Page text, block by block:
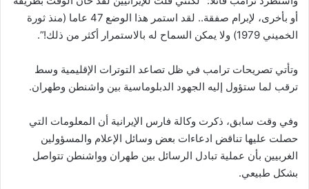
أو بأخرى، لإبرام صفقة.. لقد استمر هذا الوضع 47 عاما (منذ ثورة
الخميني 1979) ولا يمكن السماح له بالاستمرار أكثر من ذلك!”.
وتأتي تصريحات ترامب في ظل تصاعد التوترات الإقليمية وسط
ترقب لما ستؤول إليه الجهود الدبلوماسية بين واشنطن وطهران.
وفي وقت سابق، ذكرت وكالة فارس الإيرانية أن المعلومات التي
حصلت عليها تناقض ادعاءات بعض وسائل الإعلام والمسؤولين
الغربيين بأن عملية تبادل الرسائل بين طهران وواشنطن تتواصل
بشكل طبيعي.